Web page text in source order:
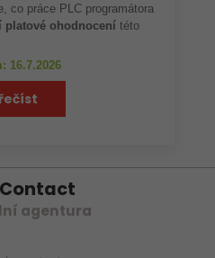
co práce PLC programátora
platové ohodnocení této
16.7.2026
agentura